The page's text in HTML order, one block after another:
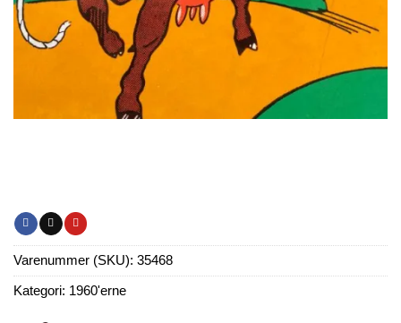
Varenummer (SKU): 35468
Kategori: 1960'erne